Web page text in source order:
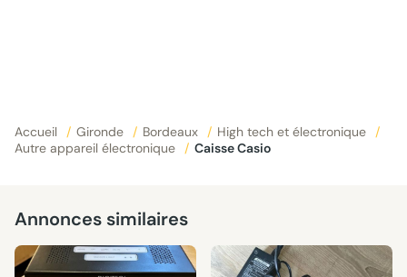
Accueil / Gironde / Bordeaux / High tech et électronique
/
Autre appareil électronique
/ Caisse Casio
Annonces similaires